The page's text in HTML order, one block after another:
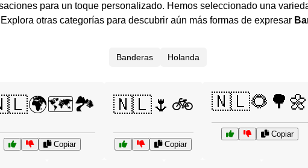
para un toque personalizado. Hemos seleccionado una
otras categorías para descubrir aún más formas de expresar
Banderas Holanda
Copiar
🇳🇱🌷🚲
Copiar
🇳🇱🌻🌳🌼
Copiar